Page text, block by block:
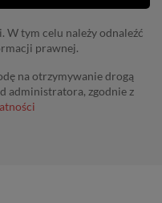
W tym celu należy odnaleźć
prawnej.
na otrzymywanie drogą
administratora, zgodnie z